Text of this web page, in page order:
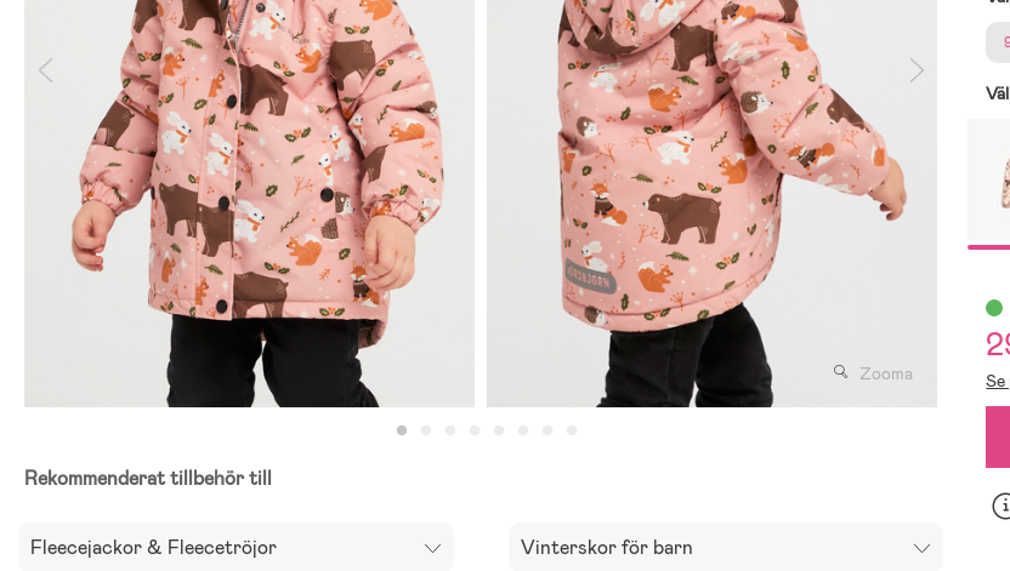
Zooma
Rekommenderat tillbehör till
Fleecejackor & Fleecetröjor Vinterskor för barn